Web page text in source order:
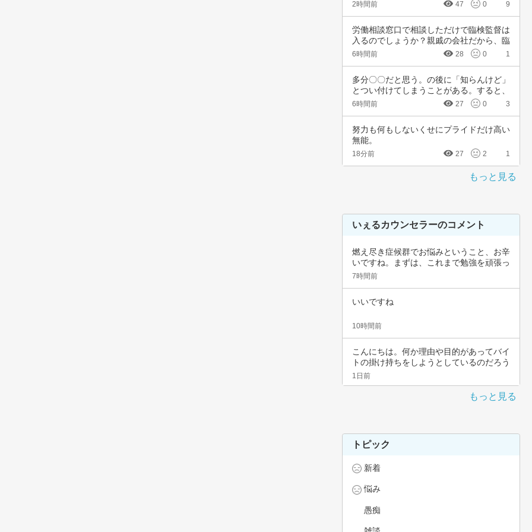
2時間前 47 0 9
労働相談窓口で相談しただけで臨検監督は
入るのでしょうか？親戚の会社だから、臨
検監督に…
6時間前 28 0 1
多分〇〇だと思う。の後に「知らんけど」
とつい付けてしまうことがある。すると、
他の人か…
6時間前 27 0 3
努力も何もしないくせにプライドだけ高い
無能。
18分前 27 2 1
もっと見る
いぇるカウンセラーのコメント
燃え尽き症候群でお悩みということ、お辛
いですね。まずは、これまで勉強を頑張っ
てこられ…
7時間前
いいですね
10時間前
こんにちは。何か理由や目的があってバイ
トの掛け持ちをしようとしているのだろう
と思いま…
1日前
もっと見る
トピック
新着
悩み
愚痴